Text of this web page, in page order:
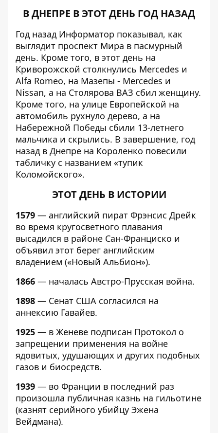
В ДНЕПРЕ В ЭТОТ ДЕНЬ ГОД НАЗАД
Год назад Информатор показывал, как
выглядит проспект Мира в пасмурный
день. Кроме того, в этот день на
Криворожской столкнулись Mercedes и
Alfa Romeo, на Мазепы - Mercedes и
Nissan, а на Столярова ВАЗ сбил женщину.
Кроме того, на улице Европейской на
автомобиль рухнуло дерево, а на
Набережной Победы сбили 13-летнего
мальчика и скрылись. В завершение, год
назад в Днепре на Короленко повесили
табличку с названием «тупик
Коломойского».
ЭТОТ ДЕНЬ В ИСТОРИИ
1579 — английский пират Фрэнсис Дрейк
во время кругосветного плавания
высадился в районе Сан-Франциско и
объявил этот берег английским
владением («Новый Альбион»).
1866 — началась Австро-Прусская война.
1898 — Сенат США согласился на
аннексию Гавайев.
1925 — в Женеве подписан Протокол о
запрещении применения на войне
ядовитых, удушающих и других подобных
газов и биосредств.
1939 — во Франции в последний раз
произошла публичная казнь на гильотине
(казнят серийного убийцу Эжена
Вейдмана).